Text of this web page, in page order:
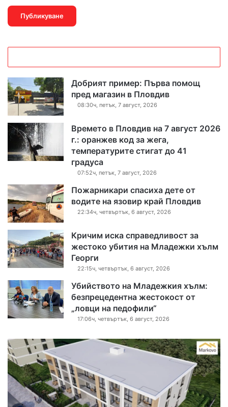
Добрият пример: Първа помощ
пред магазин в Пловдив
08:30ч, петък, 7 август, 2026
Времето в Пловдив на 7 август 2026
г.: оранжев код за жега,
температурите стигат до 41
градуса
07:52ч, петък, 7 август, 2026
Пожарникари спасиха дете от
водите на язовир край Пловдив
22:34ч, четвъртък, 6 август, 2026
Кричим иска справедливост за
жестоко убития на Младежки хълм
Георги
22:15ч, четвъртък, 6 август, 2026
Убийството на Младежкия хълм:
безпрецедентна жестокост от
„ловци на педофили“
17:06ч, четвъртък, 6 август, 2026